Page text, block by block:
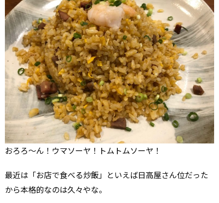
おろろ～ん！ウマソーヤ！トムトムソーヤ！
最近は「お店で食べる炒飯」といえば日高屋さん位だった
から本格的なのは久々やな。